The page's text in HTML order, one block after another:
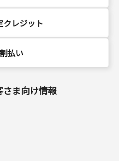
クレジット
払い
ま向け情報